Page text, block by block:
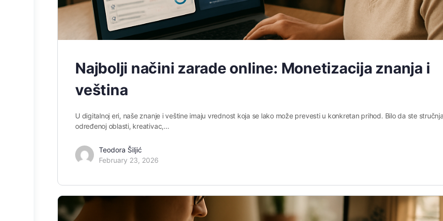
Najbolji načini zarade online: Monetizacija znanja i
veština
U digitalnoj eri, naše znanje i veštine imaju vrednost koja se lako može prevesti u konkretan prihod. Bilo da ste
određenoj oblasti, kreativac,…
Teodora Šiljić
February 23, 2026